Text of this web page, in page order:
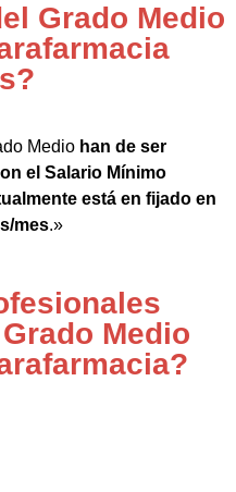
Grado Medio
Medio han de ser
el Salario Mínimo
está en fijado en
mes.»
Medio